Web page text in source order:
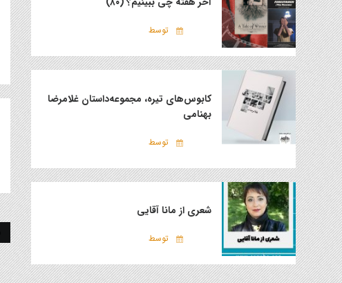
توسط
کابوس‌های تیره، مجموعه‌داستان غلامرضا
بهنامی
توسط
شعری از مانا آقایی
توسط